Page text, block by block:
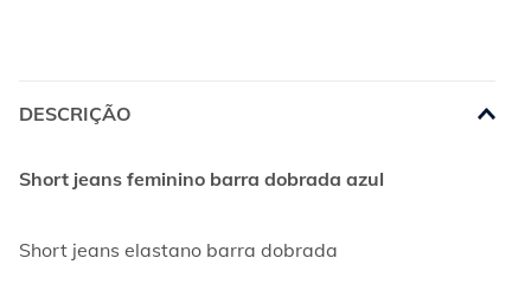
DESCRIÇÃO
Short jeans feminino barra dobrada azul
Short jeans elastano barra dobrada